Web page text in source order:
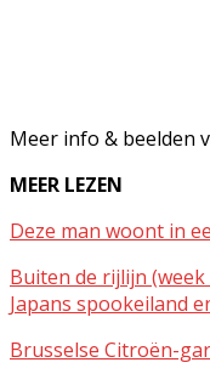
Meer info & beelden
MEER LEZEN
Deze man woont in
Buiten de rijlijn (week
Japans spookeiland
Brusselse Citroën-